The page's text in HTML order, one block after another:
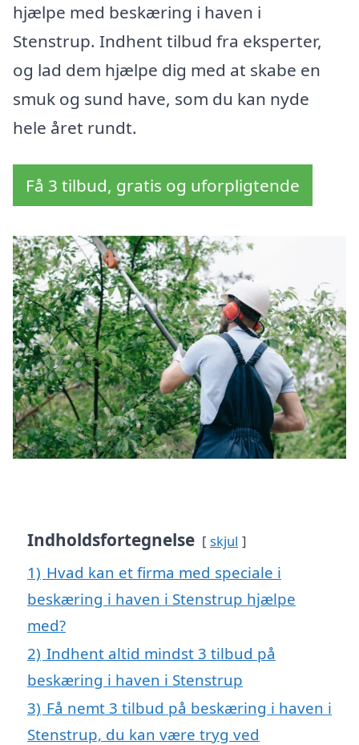
hjælpe med beskæring i haven i
Stenstrup. Indhent tilbud fra eksperter,
og lad dem hjælpe dig med at skabe en
smuk og sund have, som du kan nyde
hele året rundt.
Få 3 tilbud, gratis og uforpligtende
Indholdsfortegnelse skjul
1) Hvad kan et firma med speciale i
beskæring i haven i Stenstrup hjælpe
med?
2) Indhent altid mindst 3 tilbud på
beskæring i haven i Stenstrup
3) Få nemt 3 tilbud på beskæring i haven i
Stenstrup, du kan være tryg ved